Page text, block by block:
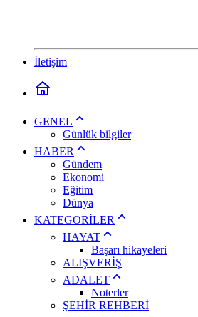
İletişim
GENEL
Günlük bilgiler
HABER
Gündem
Ekonomi
Eğitim
Dünya
KATEGORİLER
HAYAT
Başarı hikayeleri
ALIŞVERİŞ
ADALET
Noterler
ŞEHİR REHBERİ